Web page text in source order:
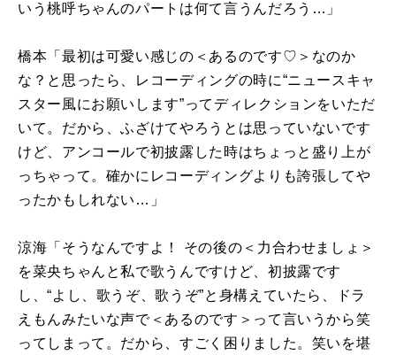
いう桃呼ちゃんのパートは何て言うんだろう…」
橋本「最初は可愛い感じの＜あるのです♡ ＞なのか
な？と思ったら、レコーディングの時に“ニュースキャ
スター風にお願いします”ってディレクションをいただ
いて。だから、ふざけてやろうとは思っていないです
けど、アンコールで初披露した時はちょっと盛り上が
っちゃって。確かにレコーディングよりも誇張してや
ったかもしれない…」
涼海「そうなんですよ！ その後の＜力合わせましょ＞
を菜央ちゃんと私で歌うんですけど、初披露です
し、“よし、歌うぞ、歌うぞ”と身構えていたら、ドラ
えもんみたいな声で＜あるのです＞って言いうから笑
ってしまって。だから、すごく困りました。笑いを堪